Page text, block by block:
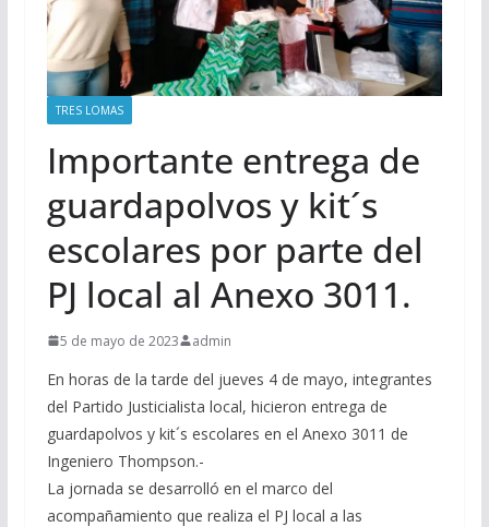
TRES LOMAS
Importante entrega de
guardapolvos y kit´s
escolares por parte del
PJ local al Anexo 3011.
5 de mayo de 2023 admin
En horas de la tarde del jueves 4 de mayo, integrantes
del Partido Justicialista local, hicieron entrega de
guardapolvos y kit´s escolares en el Anexo 3011 de
Ingeniero Thompson.-
La jornada se desarrolló en el marco del
acompañamiento que realiza el PJ local a las